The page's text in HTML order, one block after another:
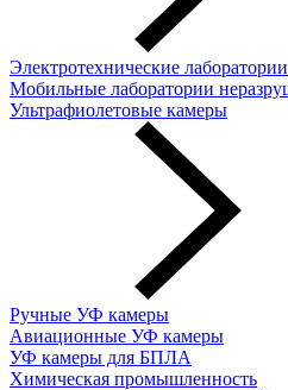
Электротехнические лаборатории
Мобильные лаборатории
Ультрафиолетовые камеры
Ручные УФ камеры
Авиационные УФ камеры
УФ камеры для БПЛА
Химическая промышленность